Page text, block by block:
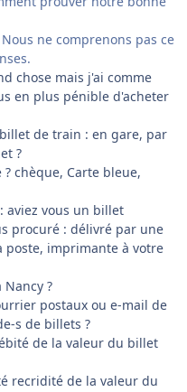
ne comprenons pas ce
chose mais j'ai comme
en plus pénible d'acheter
de train : en gare, par
?
chèque, Carte bleue,
aviez vous un billet
procuré : délivré par une
imprimante à votre
?
postaux ou e-mail de
s de billets ?
de la valeur du billet
recridité de la valeur du